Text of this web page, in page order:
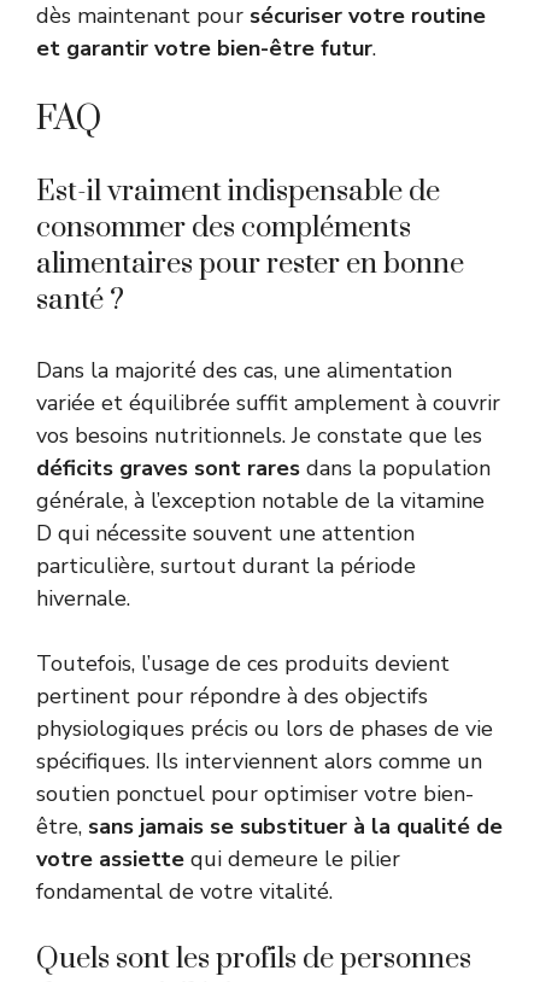
dès maintenant pour sécuriser votre routine
et garantir votre bien-être futur.
FAQ
Est-il vraiment indispensable de
consommer des compléments
alimentaires pour rester en bonne
santé ?
Dans la majorité des cas, une alimentation
variée et équilibrée suffit amplement à couvrir
vos besoins nutritionnels. Je constate que les
déficits graves sont rares dans la population
générale, à l’exception notable de la vitamine
D qui nécessite souvent une attention
particulière, surtout durant la période
hivernale.
Toutefois, l’usage de ces produits devient
pertinent pour répondre à des objectifs
physiologiques précis ou lors de phases de vie
spécifiques. Ils interviennent alors comme un
soutien ponctuel pour optimiser votre bien-
être, sans jamais se substituer à la qualité de
votre assiette qui demeure le pilier
fondamental de votre vitalité.
Quels sont les profils de personnes